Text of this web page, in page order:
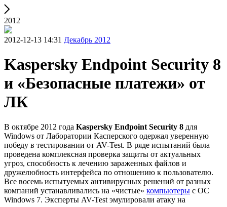
2012
2012-12-13 14:31 Декабрь 2012
Kaspersky Endpoint Security 8
и «Безопасные платежи» от
ЛК
В октябре 2012 года Kaspersky Endpoint Security 8 для
Windows от Лаборатории Касперского одержал уверенную
победу в тестировании от AV-Test. В ряде испытаний была
проведена комплексная проверка защиты от актуальных
угроз, способность к лечению зараженных файлов и
дружелюбность интерфейса по отношению к пользователю.
Все восемь испытуемых антивирусных решений от разных
компаний устанавливались на «чистые» компьютеры с ОС
Windows 7. Эксперты AV-Test эмулировали атаку на